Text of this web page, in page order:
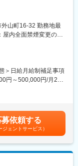
かつ効率的な混合を
大幅なコストカット
排出量削減に直結する
ョンです。
、技術革新を進める
の募集です。
山町16-32 勤務地最
屋内全面禁煙変更の範
＞日給月給制補足事項
円～500,000円/月20
定手当を含めた表記で
募依頼する
ジェントサービス）